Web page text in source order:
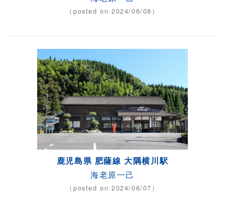
（posted on 2024/06/08）
鹿児島県 肥薩線 大隅横川駅
海老原一己
（posted on 2024/06/07）